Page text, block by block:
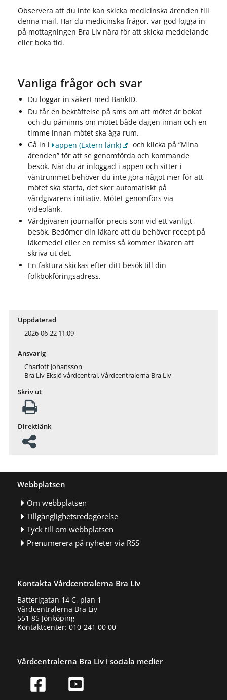
Observera att du inte kan skicka medicinska ärenden till
denna mail. Har du medicinska frågor, var god logga in
på mottagningen Bra Liv nära för att skicka meddelande
eller boka tid.
Vanliga frågor och svar
Du loggar in säkert med BankID.
Du får en bekräftelse på sms om att mötet är bokat
och du påminns om mötet både dagen innan och en
timme innan mötet ska äga rum.
Gå in i
appen (Extern länk)
och klicka på ”Mina
ärenden” för att se genomförda och kommande
besök. När du är inloggad i appen och sitter i
väntrummet behöver du inte göra något mer för att
mötet ska starta, det sker automatiskt på
vårdgivarens initiativ. Mötet genomförs via
videolänk.
Vårdgivaren journalför precis som vid ett vanligt
besök. Bedömer din läkare att du behöver recept på
läkemedel eller en remiss så kommer läkaren att
skriva ut det.
En faktura skickas efter ditt besök till din
folkbokföringsadress.
Uppdaterad
2026-06-22 11:09
Ansvarig
Charlott Johansson
Bra Liv Eksjö vårdcentral, Vårdcentralerna Bra Liv
Skriv ut
Direktlänk
Webbplatsen
Om webbplatsen
Tillgänglighetsredogörelse
Tyck till om webbplatsen
Prenumerera på nyheter via RSS
Kontakta Vårdcentralerna Bra Liv
Batterigatan 14 C, plan 1
Vårdcentralerna Bra Liv
551 85 Jönköping
Kontaktcenter: 010-241 00 00
Vårdcentralerna Bra Liv i sociala medier